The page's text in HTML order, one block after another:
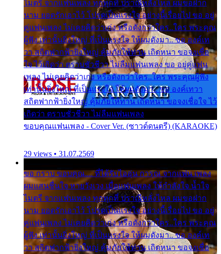
ไมตรี จากแฟนเพลง ทุกทุกที่ ปราณีหลั่งไหล ผมขอฝาก
นาม ยอดรักเอาไว้ โปรดเป็นแรงใจ อย่างนี้เรื่อยไป ขอ อยู่
คู่แฟนเพลง ไม่เคยคิดว่าเก่ง หรือดังกว่าใคร..ใคร พระคุณ
ผู้ฟัง เท่านั้นยิ่งใหญ่ ที่เป็นแรงใจ ให้ผมดังมา.. ขอ องค์เท
วา สถิตฟากฟ้ายิ่งใหญ่ คุ้มภัยให้ท่าน เถิดหนา ขอจงเชื่อ
ใจ ไว้เถิดว่า ตราบชั่วชีวา ไม่ลืมแฟนเพลง ขอ อยู่คู่แฟน
เพลง ไม่เคยคิดว่าเก่ง หรือดังกว่าใคร..ใคร พระคุณผู้ฟัง
เท่านั้นยิ่งใหญ่ ที่เป็นแรงใจ ให้ผมดังมา.. ขอ องค์เทวา
สถิตฟากฟ้ายิ่งใหญ่ คุ้มภัยให้ท่าน เถิดหนา ขอจงเชื่อใจ ไว้
เถิดว่า ตราบชั่วชีวา ไม่ลืมแฟนเพลง
ขอบคุณแฟนเพลง - Cover Ver. (ซาวด์ดนตรี) (KARAOKE)
29 views • 31.07.2569
ขอ กราบ ขอบคุณ.... ที่ได้รับไออุ่น การุณ จากแฟน เพลง
ผมแสนชื่นใจ หายวังเวง เมื่อแฟนเพลง ให้กำลังใจ น้ำใจ
ไมตรี จากแฟนเพลง ทุกทุกที่ ปราณีหลั่งไหล ผมขอฝาก
นาม ยอดรักเอาไว้ โปรดเป็นแรงใจ อย่างนี้เรื่อยไป ขอ อยู่
คู่แฟนเพลง ไม่เคยคิดว่าเก่ง หรือดังกว่าใคร..ใคร พระคุณ
ผู้ฟัง เท่านั้นยิ่งใหญ่ ที่เป็นแรงใจ ให้ผมดังมา.. ขอ องค์เท
วา สถิตฟากฟ้ายิ่งใหญ่ คุ้มภัยให้ท่าน เถิดหนา ขอจงเชื่อ